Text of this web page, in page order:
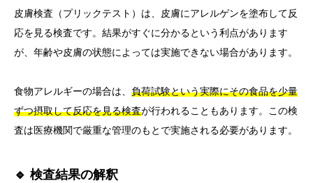
皮膚検査（プリックテスト）は、皮膚にアレルゲンを塗布して反
応を見る検査です。結果がすぐに分かるという利点があります
が、年齢や皮膚の状態によっては実施できない場合があります。
食物アレルギーの場合は、 負荷試験という実際にその食品を少量
ずつ摂取して反応を見る検査が行われることもあります。この検
査は医療機関で厳重な管理のもとで実施される必要があります。
🔹 検査結果の解釈